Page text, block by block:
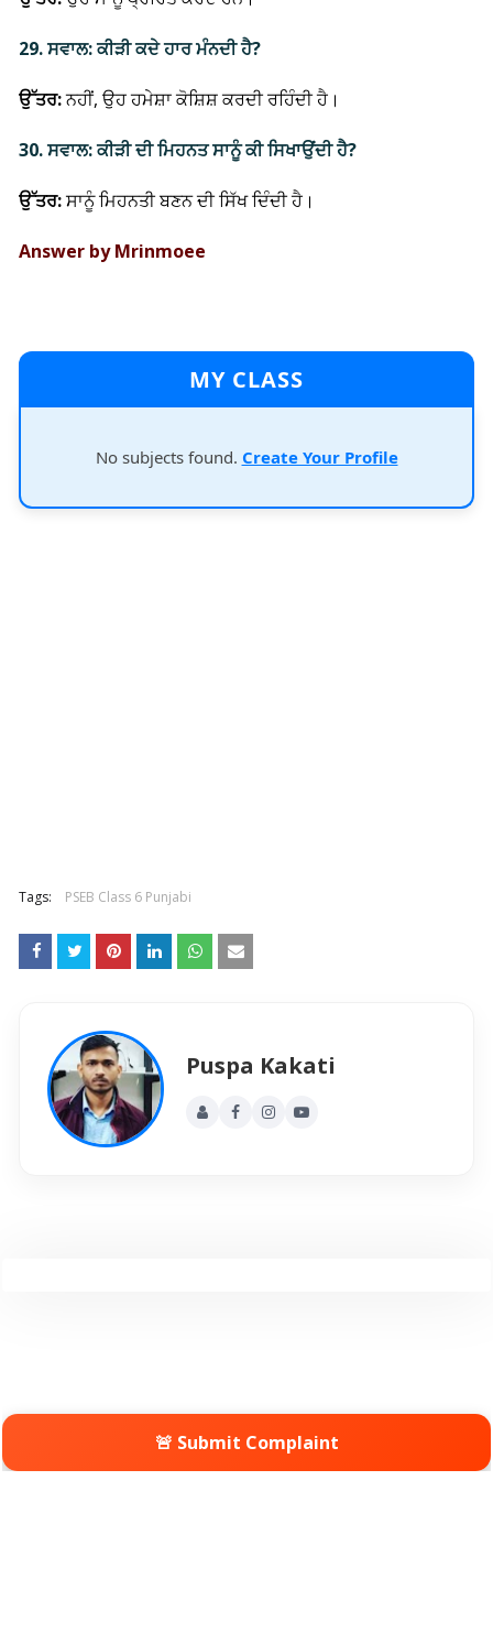
29. ਸਵਾਲ: ਕੀੜੀ ਕਦੇ ਹਾਰ ਮੰਨਦੀ ਹੈ?
ਉੱਤਰ:ਨਹੀਂ, ਉਹ ਹਮੇਸ਼ਾ ਕੋਸ਼ਿਸ਼ ਕਰਦੀ ਰਹਿੰਦੀ ਹੈ।
30. ਸਵਾਲ: ਕੀੜੀ ਦੀ ਮਿਹਨਤ ਸਾਨੂੰ ਕੀ ਸਿਖਾਉਂਦੀ ਹੈ?
ਉੱਤਰ:ਸਾਨੂੰ ਮਿਹਨਤੀ ਬਣਨ ਦੀ ਸਿੱਖ ਦਿੰਦੀ ਹੈ।
Answer by Mrinmoee
MY CLASS
No subjects found. Create Your Profile
Tags: PSEB Class 6 Punjabi
Puspa Kakati
🚨 Submit Complaint